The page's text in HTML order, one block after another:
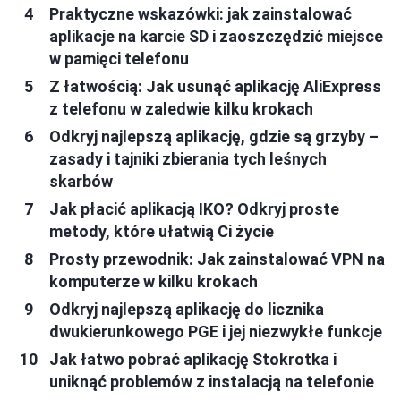
Praktyczne wskazówki: jak zainstalować
aplikacje na karcie SD i zaoszczędzić miejsce
w pamięci telefonu
Z łatwością: Jak usunąć aplikację AliExpress
z telefonu w zaledwie kilku krokach
Odkryj najlepszą aplikację, gdzie są grzyby –
zasady i tajniki zbierania tych leśnych
skarbów
Jak płacić aplikacją IKO? Odkryj proste
metody, które ułatwią Ci życie
Prosty przewodnik: Jak zainstalować VPN na
komputerze w kilku krokach
Odkryj najlepszą aplikację do licznika
dwukierunkowego PGE i jej niezwykłe funkcje
Jak łatwo pobrać aplikację Stokrotka i
uniknąć problemów z instalacją na telefonie